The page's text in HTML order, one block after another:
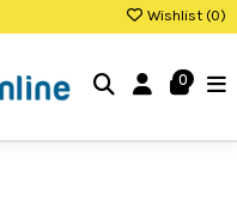
Wishlist (0)
0